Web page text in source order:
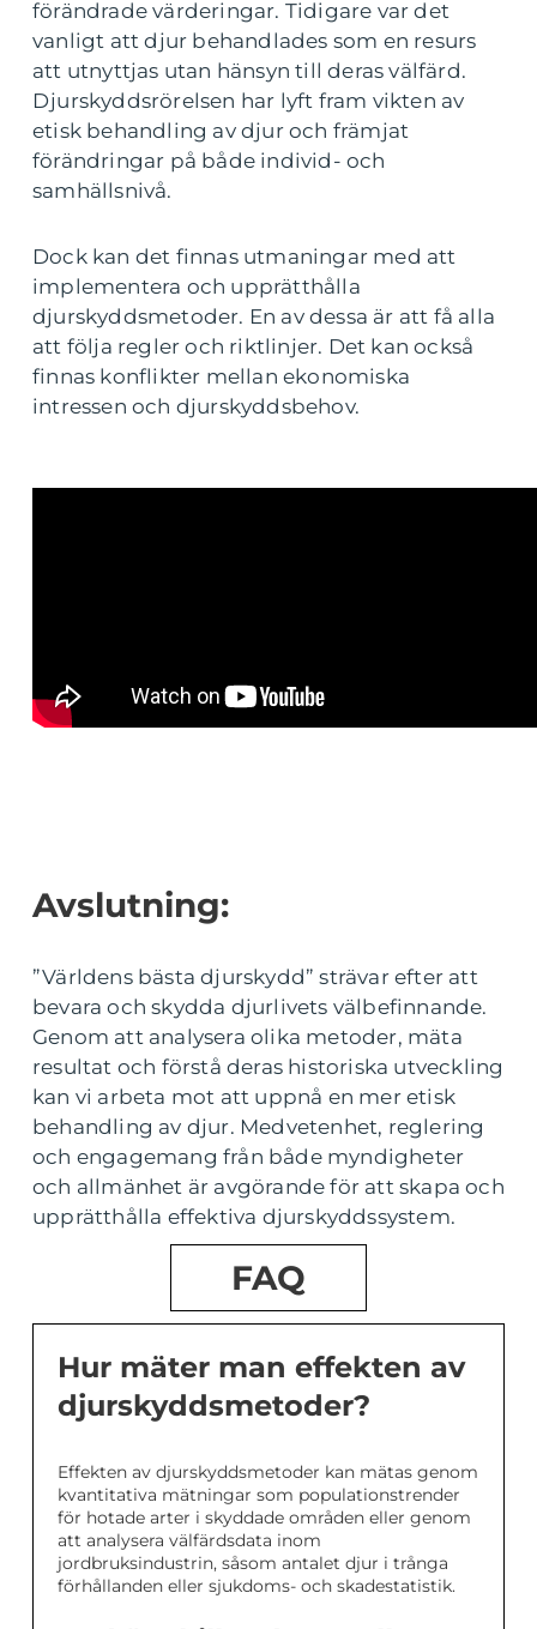
förändrade värderingar. Tidigare var det
vanligt att djur behandlades som en resurs
att utnyttjas utan hänsyn till deras välfärd.
Djurskyddsrörelsen har lyft fram vikten av
etisk behandling av djur och främjat
förändringar på både individ- och
samhällsnivå.
Dock kan det finnas utmaningar med att
implementera och upprätthålla
djurskyddsmetoder. En av dessa är att få alla
att följa regler och riktlinjer. Det kan också
finnas konflikter mellan ekonomiska
intressen och djurskyddsbehov.
Avslutning:
”Världens bästa djurskydd” strävar efter att
bevara och skydda djurlivets välbefinnande.
Genom att analysera olika metoder, mäta
resultat och förstå deras historiska utveckling
kan vi arbeta mot att uppnå en mer etisk
behandling av djur. Medvetenhet, reglering
och engagemang från både myndigheter
och allmänhet är avgörande för att skapa och
upprätthålla effektiva djurskyddssystem.
FAQ
Hur mäter man effekten av
djurskyddsmetoder?
Effekten av djurskyddsmetoder kan mätas genom
kvantitativa mätningar som populationstrender
för hotade arter i skyddade områden eller genom
att analysera välfärdsdata inom
jordbruksindustrin, såsom antalet djur i trånga
förhållanden eller sjukdoms- och skadestatistik.